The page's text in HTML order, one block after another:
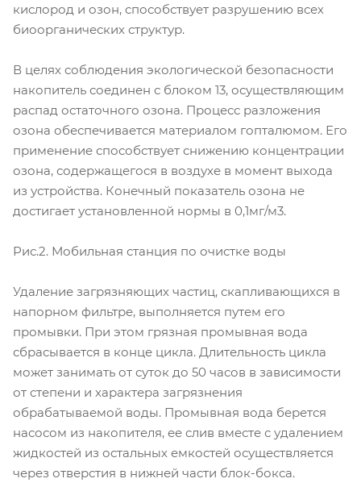
кислород и озон, способствует разрушению всех
биоорганических структур.
В целях соблюдения экологической безопасности
накопитель соединен с блоком 13, осуществляющим
распад остаточного озона. Процесс разложения
озона обеспечивается материалом гопталюмом. Его
применение способствует снижению концентрации
озона, содержащегося в воздухе в момент выхода
из устройства. Конечный показатель озона не
достигает установленной нормы в 0,1мг/м3.
Рис.2. Мобильная станция по очистке воды
Удаление загрязняющих частиц, скапливающихся в
напорном фильтре, выполняется путем его
промывки. При этом грязная промывная вода
сбрасывается в конце цикла. Длительность цикла
может занимать от суток до 50 часов в зависимости
от степени и характера загрязнения
обрабатываемой воды. Промывная вода берется
насосом из накопителя, ее слив вместе с удалением
жидкостей из остальных емкостей осуществляется
через отверстия в нижней части блок-бокса.